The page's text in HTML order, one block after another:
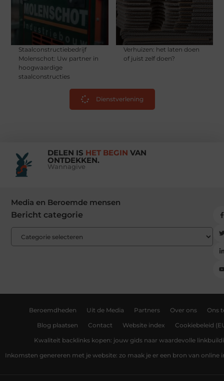
Staalconstructiebedrijf
Molenschot: Uw partner in
hoogwaardige
staalconstructies
Verhuizen: het laten doen
of juist zelf doen?
Dienstverlening
DELEN IS HET BEGIN VAN
ONTDEKKEN.
Wannagive
Media en Beroemde mensen
Bericht categorie
Beroemdheden Uit de Media Partners Over ons Ons
Blog plaatsen Contact Website index Cookiebeleid
Kwaliteit backlinks kopen: jouw gids naar waardevolle
Inkomsten genereren met je website: zo maak je er een bron van online